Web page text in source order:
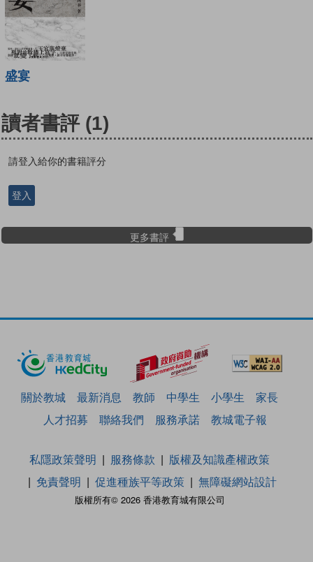
盛宴
讀者書評 (1)
請登入給你的書籍評分
登入
更多書評
關於教城 最新消息 教師 中學生 小學生
家長
人才招募
聯絡我們 服務承諾 教城電子報
版權所有© 2026 香港教育城有限公司
私隱政策聲明 服務條款
版權及知識產權政策
免責聲明
促進種族平等政策 無障礙網站設計